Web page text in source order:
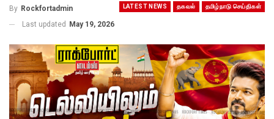
LATEST NEWS தகவல் தமிழ்நாடு செய்திகள்
By Rockfortadmin
Last updated May 19, 2026